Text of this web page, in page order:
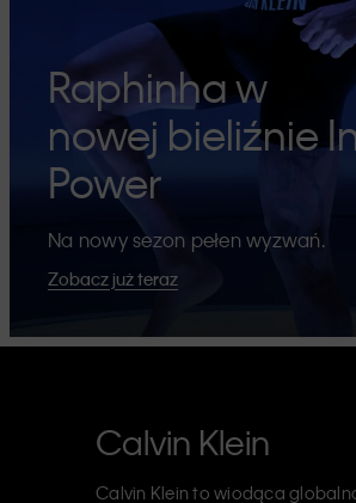
Raphinha w
nowej bieliźnie
Power
Na nowy sezon pełen wyzwań.
Zobacz już teraz
Calvin Klein
Calvin Klein to wiodąca